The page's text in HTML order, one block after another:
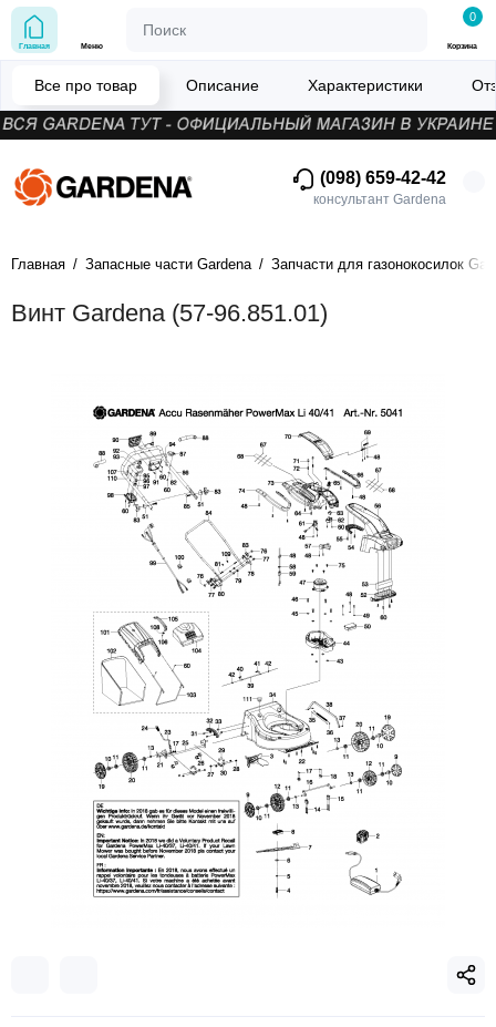
(098) 659-42-42
консультант Gardena
Главная Меню
0
Корзина
Главная Запасные части Gardena Запчасти для газонокосилок
Винт Gardena (57-96.851.01)
Все про товар Описание Характеристики